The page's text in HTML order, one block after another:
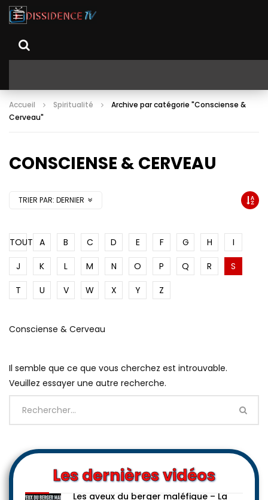
Accueil Spiritualité
Archive par catégorie "Consciense &
Cerveau"
CONSCIENSE & CERVEAU
TRIER PAR: DERNIER
TOUT A B C D E F G H
I
J
K L M N O P Q R
S
T
U V W X Y Z
Consciense & Cerveau
Il semble que ce que vous cherchez est introuvable.
Veuillez essayer une autre recherche.
Les dernières vidéos
Les aveux du berger maléfique – La